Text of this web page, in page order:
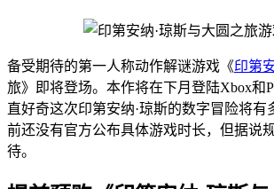
备受期待的第一人称动作解谜游戏《印第
旅》即将登场。本作将在下月登陆Xbox和
直好奇这次印第安纳·琼斯的数字冒险将有
前还没有官方公布具体游戏时长，但据说
待。